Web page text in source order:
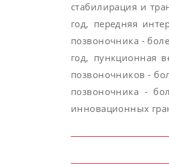
стабилирация и
год, передняя
позвоночника -
год, пункционная
позвоночников -
позвоночника -
инновационных